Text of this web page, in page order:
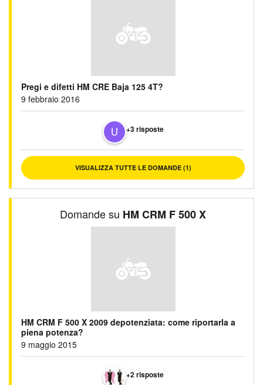
Pregi e difetti HM CRE Baja 125 4T?
9 febbraio 2016
+3 risposte
VISUALIZZA TUTTE LE DOMANDE (1)
Domande su HM CRM F 500 X
HM CRM F 500 X 2009 depotenziata: come riportarla a
piena potenza?
9 maggio 2015
+2 risposte